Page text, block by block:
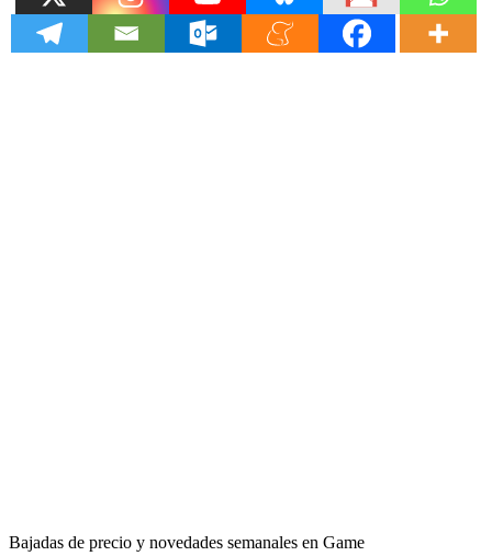
Bajadas de precio y novedades semanales en Game